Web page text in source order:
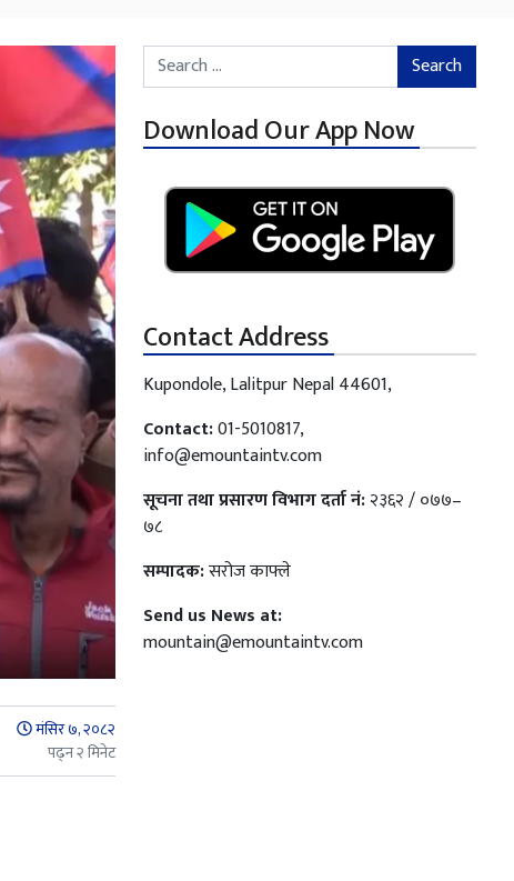
मंसिर ७, २०८२
पढ्न २ मिनेट
Search for:
Download Our App Now
Contact Address
Kupondole, Lalitpur Nepal 44601,
Contact:01-5010817,
info@emountaintv.com
सूचना तथा प्रसारण विभाग दर्ता नं:२३६२ / ०७७–
७८
सम्पादक:सरोज काफ्ले
Send us News at:
mountain@emountaintv.com